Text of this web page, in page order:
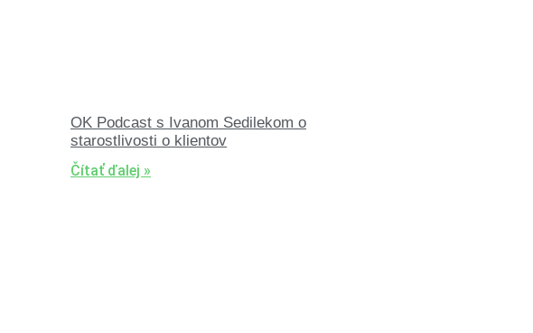
OK Podcast s Ivanom Sedilekom o
starostlivosti o klientov
Čítať ďalej »